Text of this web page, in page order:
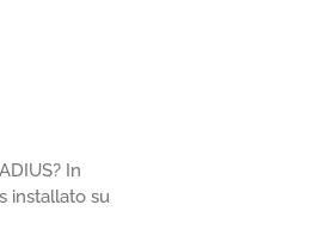
In
installato su